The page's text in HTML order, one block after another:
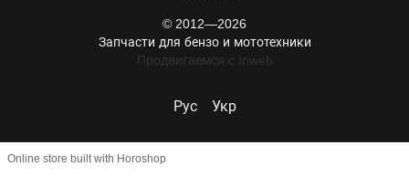
© 2012—2026
Запчасти для бензо и мототехники
Продвигаемся c Inweb
Рус Укр
Online store built with Horoshop